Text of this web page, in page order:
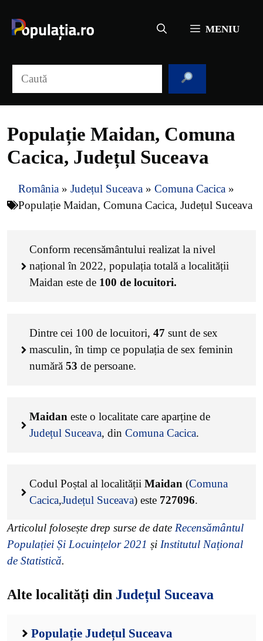
conținut
MENIU
Populație Maidan, Comuna
Cacica, Județul Suceava
România » Județul Suceava » Comuna Cacica »
Populație Maidan, Comuna Cacica, Județul Suceava
Conform recensământului realizat la nivel
național în 2022, populația totală a localității
Maidan este de 100 de locuitori.
Dintre cei 100 de locuitori, 47 sunt de sex
masculin, în timp ce populația de sex feminin
numără 53 de persoane.
Maidan este o localitate care aparține de
Județul Suceava, din Comuna Cacica.
Codul Poștal al localității Maidan (Comuna
Cacica,Județul Suceava) este 727096.
Articolul folosește drep surse de date Recensământul
Populației Și Locuințelor 2021 și Institutul Național
de Statistică.
Alte localități din Județul Suceava
Populație Județul Suceava